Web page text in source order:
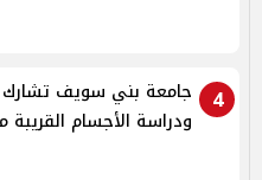
4
جامعة بني سويف
ودراسة الأجسام القريبة